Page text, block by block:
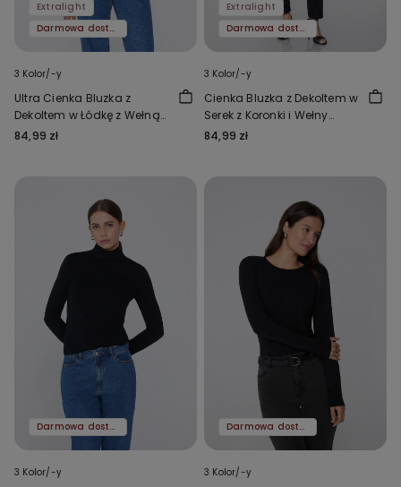
Extralight
Darmowa dostawa
3 Kolor/-y
Ultra Cienka Bluzka z
Dekoltem w Łódkę z Wełną
Merinos
84,99 zł
Extralight
Darmowa dostawa
3 Kolor/-y
Cienka Bluzka z Dekoltem w
Serek z Koronki i Wełny
Merinos
84,99 zł
Darmowa dostawa
3 Kolor/-y
Darmowa dostawa
3 Kolor/-y